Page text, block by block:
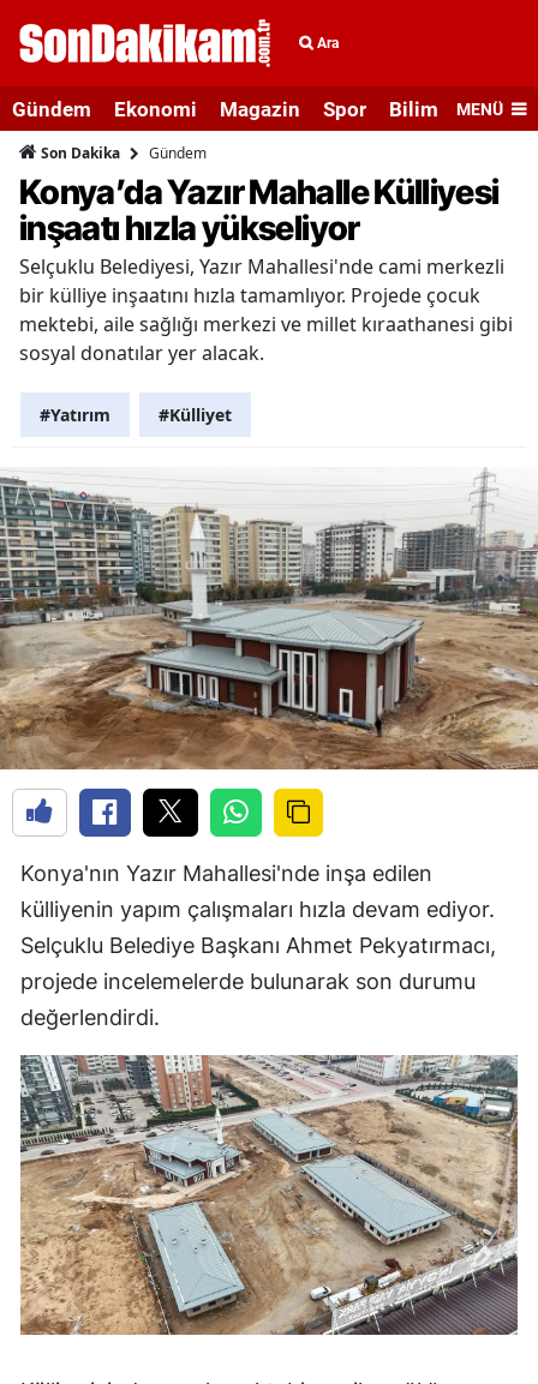
Ara
Gündem Ekonomi Magazin Spor Bilim veMENÜ
Son Dakika Gündem
Konya’da Yazır Mahalle Külliyesi
inşaatı hızla yükseliyor
Selçuklu Belediyesi, Yazır Mahallesi'nde cami merkezli
bir külliye inşaatını hızla tamamlıyor. Projede çocuk
mektebi, aile sağlığı merkezi ve millet kıraathanesi gibi
sosyal donatılar yer alacak.
#Yatırım #Külliyet
Konya'nın Yazır Mahallesi'nde inşa edilen
külliyenin yapım çalışmaları hızla devam ediyor.
Selçuklu Belediye Başkanı Ahmet Pekyatırmacı,
projede incelemelerde bulunarak son durumu
değerlendirdi.